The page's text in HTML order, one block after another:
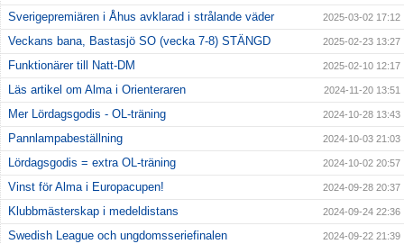
Sverigepremiären i Åhus avklarad i strålande väder 2025-03-02 17:12
Veckans bana, Bastasjö SO (vecka 7-8) STÄNGD 2025-02-23 13:27
Funktionärer till Natt-DM 2025-02-10 12:17
Läs artikel om Alma i Orienteraren 2024-11-20 13:51
Mer Lördagsgodis - OL-träning 2024-10-28 13:43
Pannlampabeställning 2024-10-03 21:03
Lördagsgodis = extra OL-träning 2024-10-02 20:57
Vinst för Alma i Europacupen! 2024-09-28 20:37
Klubbmästerskap i medeldistans 2024-09-24 22:36
Swedish League och ungdomsseriefinalen 2024-09-22 21:39